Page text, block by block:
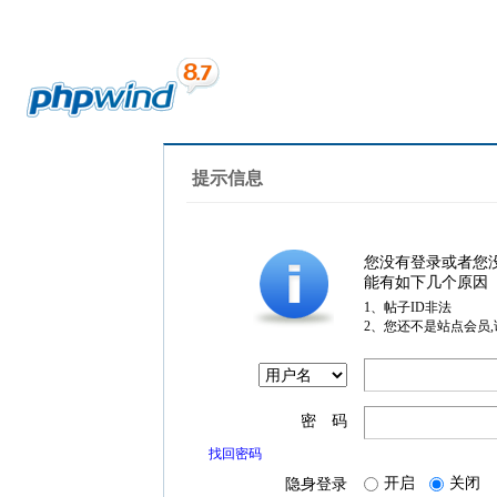
提示信息
您没有登录或者您
能有如下几个原因
1、帖子ID非法
2、您还不是站点会员
密 码
找回密码
隐身登录 开启 关闭